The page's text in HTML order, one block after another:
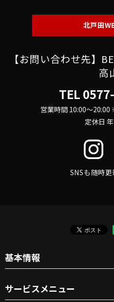
北戸田
【お問い合わせ先】
高
TEL
営業時間 10:00～
定休日
SNSも随時更
基本情報
サービスメニュー